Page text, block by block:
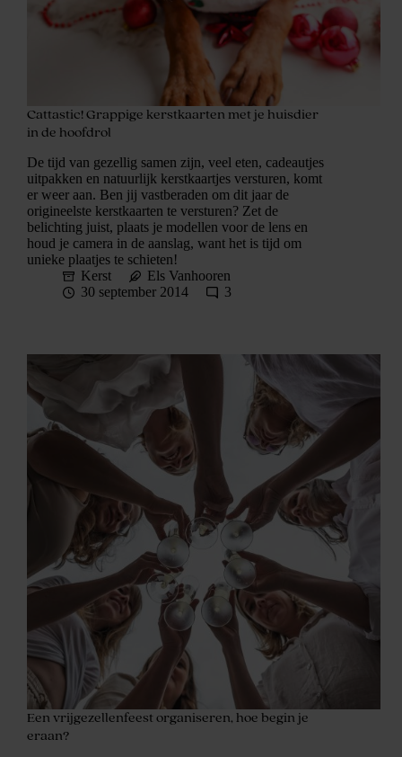
Cattastic! Grappige kerstkaarten met je huisdier
in de hoofdrol
De tijd van gezellig samen zijn, veel eten, cadeautjes
uitpakken en natuurlijk kerstkaartjes versturen, komt
er weer aan. Ben jij vastberaden om dit jaar de
origineelste kerstkaarten te versturen? Zet de
belichting juist, plaats je modellen voor de lens en
houd je camera in de aanslag, want het is tijd om
unieke plaatjes te schieten!
Kerst
Els Vanhooren
30 september 2014
3
Een vrijgezellenfeest organiseren, hoe begin je
eraan?